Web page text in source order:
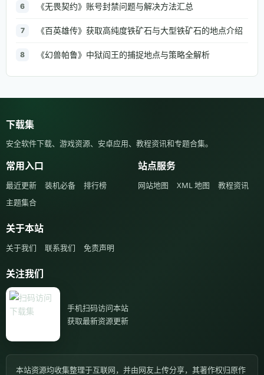
6 《无畏契约》账号封禁问题与解决方法汇总
7 《百英雄传》获取高纯度铁矿石与大型铁矿石的地点介绍
8 《幻兽帕鲁》中狱阎王的捕捉地点与策略全解析
下载集
安全软件下载、游戏资源、安卓应用、教程资讯和专题合集。
常用入口
最近更新 装机必备
排行榜
主题集合
站点服务
网站地图 XML 地图 教程资讯
关于本站
关于我们 联系我们 免责声明
关注我们
手机扫码访问本站
获取最新资源更新
本站资源均收集整理于互联网，并由网友上传分享，其著作权归原作